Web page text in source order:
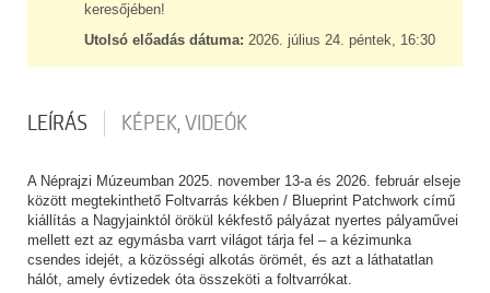
keresőjében!
Utolsó előadás dátuma: 2026. július 24. péntek, 16:30
LEÍRÁS KÉPEK, VIDEÓK
A Néprajzi Múzeumban 2025. november 13-a és 2026. február elseje
között megtekinthető Foltvarrás kékben / Blueprint Patchwork című
kiállítás a Nagyjainktól örökül kékfestő pályázat nyertes pályaművei
mellett ezt az egymásba varrt világot tárja fel – a kézimunka
csendes idejét, a közösségi alkotás örömét, és azt a láthatatlan
hálót, amely évtizedek óta összeköti a foltvarrókat.